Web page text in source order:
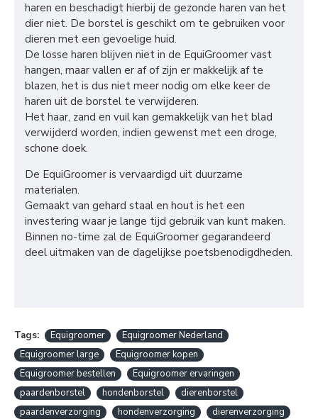
haren en beschadigt hierbij de gezonde haren van het
dier niet. De borstel is geschikt om te gebruiken voor
dieren met een gevoelige huid.
De losse haren blijven niet in de EquiGroomer vast
hangen, maar vallen er af of zijn er makkelijk af te
blazen, het is dus niet meer nodig om elke keer de
haren uit de borstel te verwijderen.
Het haar, zand en vuil kan gemakkelijk van het blad
verwijderd worden, indien gewenst met een droge,
schone doek.
De EquiGroomer is vervaardigd uit duurzame
materialen.
Gemaakt van gehard staal en hout is het een
investering waar je lange tijd gebruik van kunt maken.
Binnen no-time zal de EquiGroomer gegarandeerd
deel uitmaken van de dagelijkse poetsbenodigdheden.
Tags: Equigroomer
Equigroomer Nederland
Equigroomer large
Equigroomer kopen
Equigroomer bestellen
Equigroomer ervaringen
paardenborstel
hondenborstel
dierenborstel
paardenverzorging
hondenverzorging dierenverzorging